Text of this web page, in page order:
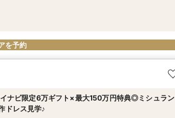
を予約
ナビ限定6万ギフト×最大150万円特典◎ミシュラン
ドレス見学♪